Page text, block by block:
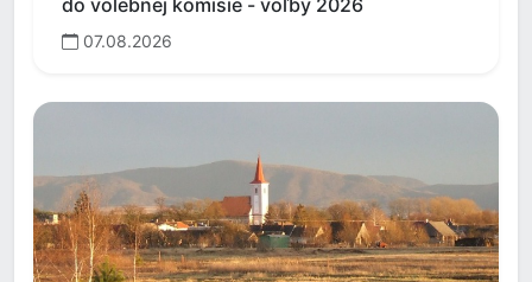
do volebnej komisie - voľby 2026
07.08.2026